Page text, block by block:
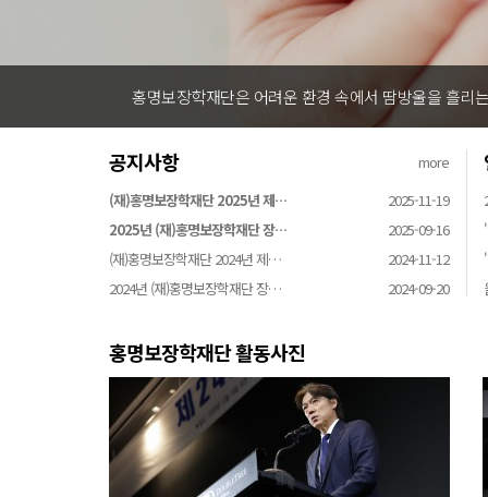
홍명보장학재단은 어려운 환경 속에서 땀방울을 흘리
공지사항
more
(재)홍명보장학재단 2025년 제…
2025-11-19
2025년 (재)홍명보장학재단 장…
2025-09-16
(재)홍명보장학재단 2024년 제…
2024-11-12
2024년 (재)홍명보장학재단 장…
2024-09-20
홍명보장학재단 활동사진